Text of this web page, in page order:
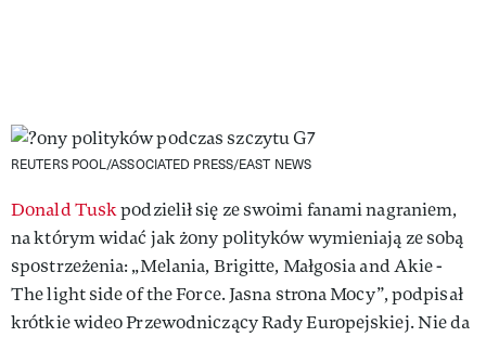
REUTERS POOL/ASSOCIATED PRESS/EAST NEWS
Donald Tuskpodzielił się ze swoimi fanami nagraniem,
na którym widać jak żony polityków wymieniają ze sobą
spostrzeżenia: „Melania, Brigitte, Małgosia and Akie -
The light side of the Force. Jasna strona Mocy”, podpisał
krótkie wideo Przewodniczący Rady Europejskiej. Nie da